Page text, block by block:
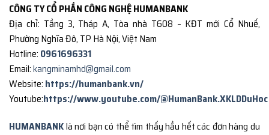
CÔNG TY CỔ PHẦN CÔNG NGHỆ HUMANBANK
Địa chỉ: Tầng 3, Tháp A, Tòa nhà T608 – KĐT mới Cổ Nhuế,
Phường Nghĩa Đô, TP Hà Nội, Việt Nam
Hotline: 0961696331
Email:kangminamhd@gmail.com
Website: https://humanbank.vn/
Youtube:https://www.youtube.com/@HumanBank.XKLDDuHoc
HUMANBANKlà nơi bạn có thể tìm thấy hầu hết các đơn hàng du